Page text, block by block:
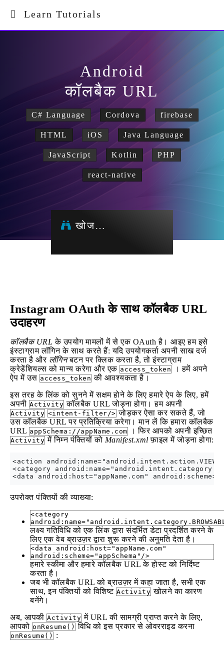
Learn Tutorials
Android
कॉलबैक URL
C# Language Cordova firebase
HTML iOS Java Language
JavaScript Kotlin PHP
react-native
खोज…
Instagram OAuth के साथ कॉलबैक URL
उदाहरण
कॉलबैक URL के उपयोग मामलों में से एक OAuth है। आइए हम इसे
इंस्टाग्राम लॉगिन के साथ करते हैं: यदि उपयोगकर्ता अपनी साख दर्ज
करता है और लॉगिनबटन पर क्लिक करता है, तो इंस्टाग्राम
क्रेडेंशियल्स को मान्य करेगा और एक access_token
। हमें अपने
ऐप में उस access_token की आवश्यकता है।
इस तरह के लिंक को सुनने में सक्षम होने के लिए हमारे ऐप के लिए, हमें
अपनी Activity कॉलबैक URL जोड़ना होगा। हम अपनी
Activity <intent-filter/> जोड़कर ऐसा कर सकते हैं, जो
उस कॉलबैक URL पर प्रतिक्रिया करेगा। मान लें कि हमारा कॉलबैक
URL appSchema://appName.com । फिर आपको अपनी इच्छित
Activity में निम्न पंक्तियों को Manifest.xml फ़ाइल में जोड़ना होगा:
<action
<category
उपरोक्त पंक्तियों की व्याख्या:
<category
लक्ष्य गतिविधि को एक लिंक द्वारा संदर्भित डेटा प्रदर्शित करने के
लिए एक वेब ब्राउज़र द्वारा शुरू करने की अनुमति देता है।
<data android:host="appName.com"
android:scheme="appSchema"/>
हमारे स्कीमा और हमारे कॉलबैक URL के होस्ट को निर्दिष्ट
करता है।
जब भी कॉलबैक URL को ब्राउज़र में कहा जाता है, सभी एक
साथ, इन पंक्तियों को विशिष्ट Activity खोलने का कारण
बनेंगे।
अब, आपकी Activity में URL की सामग्री प्राप्त करने के लिए,
आपको onResume() विधि को इस प्रकार से ओवरराइड करना
onResume() :